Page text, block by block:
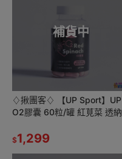
補貨中
♢揪團客♢ 【UP Sport】UP
O2膠囊 60粒/罐 紅莧菜 透納
$1,299